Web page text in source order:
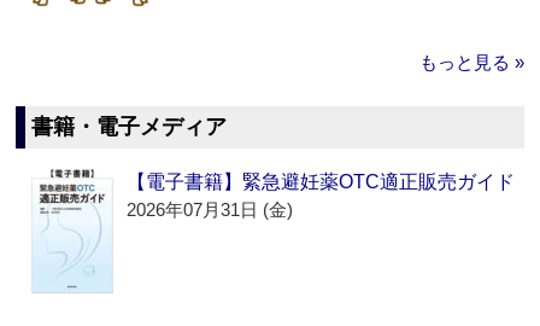
もっと見る »
書籍・電子メディア
【電子書籍】緊急避妊薬OTC適正販売ガイド
2026年07月31日 (金)